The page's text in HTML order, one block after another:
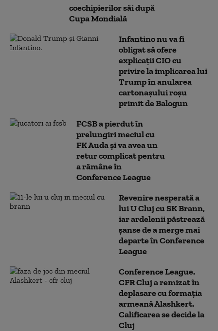
coechipierilor săi după
Cupa Mondială
Infantino nu va fi
obligat să ofere
explicații CIO cu
privire la implicarea lui
Trump în anularea
cartonașului roșu
primit de Balogun
FCSB a pierdut în
prelungiri meciul cu
FK Auda și va avea un
retur complicat pentru
a rămâne în
Conference League
Revenire nesperată a
lui U Cluj cu SK Brann,
iar ardelenii păstrează
șanse de a merge mai
departe în Conference
League
Conference League.
CFR Cluj a remizat în
deplasare cu formaţia
armeană Alashkert.
Calificarea se decide la
Cluj